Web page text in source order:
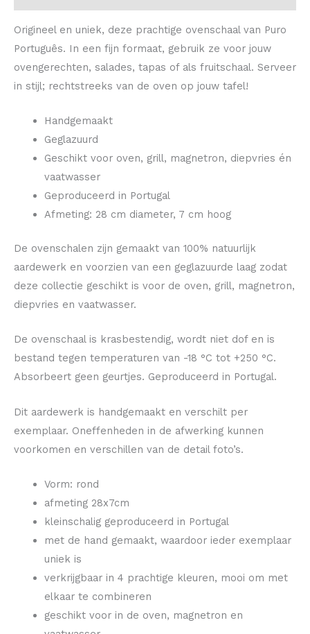
Origineel en uniek, deze prachtige ovenschaal van Puro
Português. In een fijn formaat, gebruik ze voor jouw
ovengerechten, salades, tapas of als fruitschaal. Serveer
in stijl; rechtstreeks van de oven op jouw tafel!
Handgemaakt
Geglazuurd
Geschikt voor oven, grill, magnetron, diepvries én
vaatwasser
Geproduceerd in Portugal
Afmeting: 28 cm diameter, 7 cm hoog
De ovenschalen zijn gemaakt van 100% natuurlijk
aardewerk en voorzien van een geglazuurde laag zodat
deze collectie geschikt is voor de oven, grill, magnetron,
diepvries en vaatwasser.
De ovenschaal is krasbestendig, wordt niet dof en is
bestand tegen temperaturen van -18 °C tot +250 °C.
Absorbeert geen geurtjes. Geproduceerd in Portugal.
Dit aardewerk is handgemaakt en verschilt per
exemplaar. Oneffenheden in de afwerking kunnen
voorkomen en verschillen van de detail foto’s.
Vorm: rond
afmeting 28x7cm
kleinschalig geproduceerd in Portugal
met de hand gemaakt, waardoor ieder exemplaar
uniek is
verkrijgbaar in 4 prachtige kleuren, mooi om met
elkaar te combineren
geschikt voor in de oven, magnetron en